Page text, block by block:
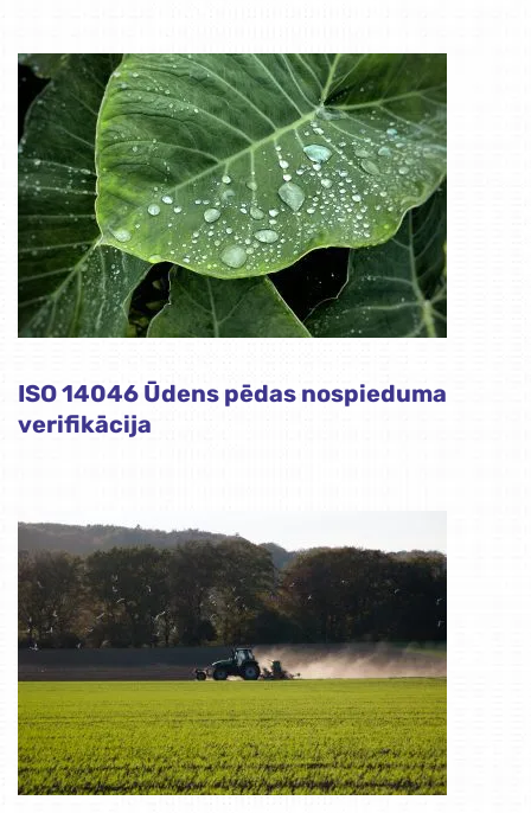
ISO 14046 Ūdens pēdas nospieduma
verifikācija